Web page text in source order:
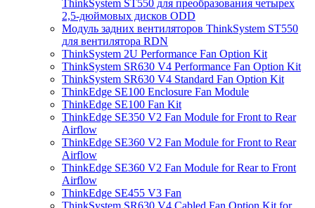
ThinkSystem ST550 для преобразования четырех
2,5-дюймовых дисков ODD
Модуль задних вентиляторов ThinkSystem ST550
для вентилятора RDN
ThinkSystem 2U Performance Fan Option Kit
ThinkSystem SR630 V4 Performance Fan Option Kit
ThinkSystem SR630 V4 Standard Fan Option Kit
ThinkEdge SE100 Enclosure Fan Module
ThinkEdge SE100 Fan Kit
ThinkEdge SE350 V2 Fan Module for Front to Rear
Airflow
ThinkEdge SE360 V2 Fan Module for Front to Rear
Airflow
ThinkEdge SE360 V2 Fan Module for Rear to Front
Airflow
ThinkEdge SE455 V3 Fan
ThinkSystem SR630 V4 Cabled Fan Option Kit for